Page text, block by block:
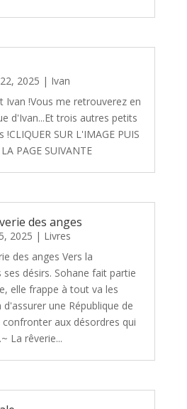
2025 | Ivan
Ivan !Vous me retrouverez en
d'Ivan...Et trois autres petits
SUR L'IMAGE PUIS
PAGE SUIVANTE
des anges
2025 | Livres
des anges Vers la
désirs. Sohane fait partie
elle frappe à tout va les
une République de
aux désordres qui
La rêverie...